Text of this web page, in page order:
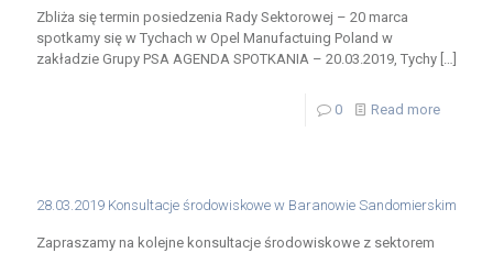
Zbliża się termin posiedzenia Rady Sektorowej – 20 marca
spotkamy się w Tychach w Opel Manufactuing Poland w
zakładzie Grupy PSA AGENDA SPOTKANIA – 20.03.2019, Tychy […]
0 Read more
28.03.2019 Konsultacje środowiskowe w Baranowie Sandomierskim
Zapraszamy na kolejne konsultacje środowiskowe z sektorem